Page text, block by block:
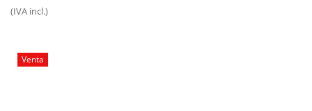
original
(IVA incl.)
Venta